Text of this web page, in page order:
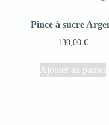
Pince à sucre
130,00€
Ajouter au panier